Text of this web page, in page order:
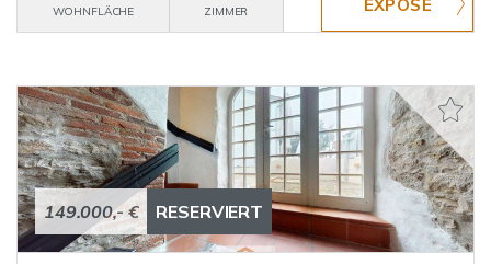
WOHNFLÄCHE
ZIMMER
149.000,- € RESERVIERT